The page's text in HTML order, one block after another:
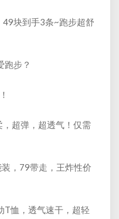
块到手3条~跑步超舒
跑步？
超弹，超透气！仅需
，79带走，王炸性价
T恤，透气速干，超轻